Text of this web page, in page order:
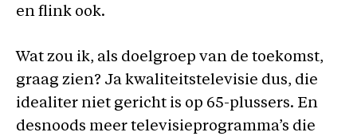
en flink ook.
Wat zou ik, als doelgroep van de toekomst,
graag zien? Ja kwaliteitstelevisie dus, die
idealiter niet gericht is op 65-plussers. En
desnoods meer televisieprogramma’s die